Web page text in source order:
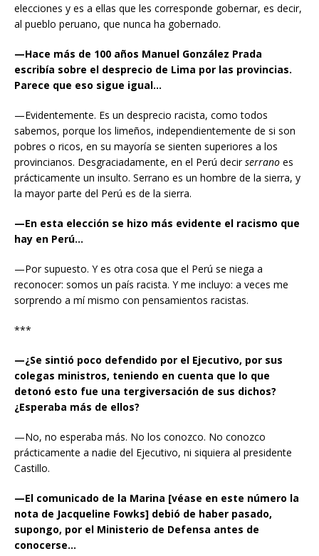
elecciones y es a ellas que les corresponde gobernar, es decir,
al pueblo peruano, que nunca ha gobernado.
—Hace más de 100 años Manuel González Prada
escribía sobre el desprecio de Lima por las provincias.
Parece que eso sigue igual…
—Evidentemente. Es un desprecio racista, como todos
sabemos, porque los limeños, independientemente de si son
pobres o ricos, en su mayoría se sienten superiores a los
provincianos. Desgraciadamente, en el Perú decirserrano es
prácticamente un insulto. Serrano es un hombre de la sierra, y
la mayor parte del Perú es de la sierra.
—En esta elección se hizo más evidente el racismo que
hay en Perú…
—Por supuesto. Y es otra cosa que el Perú se niega a
reconocer: somos un país racista. Y me incluyo: a veces me
sorprendo a mí mismo con pensamientos racistas.
***
—¿Se sintió poco defendido por el Ejecutivo, por sus
colegas ministros, teniendo en cuenta que lo que
detonó esto fue una tergiversación de sus dichos?
¿Esperaba más de ellos?
—No, no esperaba más. No los conozco. No conozco
prácticamente a nadie del Ejecutivo, ni siquiera al presidente
Castillo.
—El comunicado de la Marina [véase en este número la
nota de Jacqueline Fowks] debió de haber pasado,
supongo, por el Ministerio de Defensa antes de
conocerse…